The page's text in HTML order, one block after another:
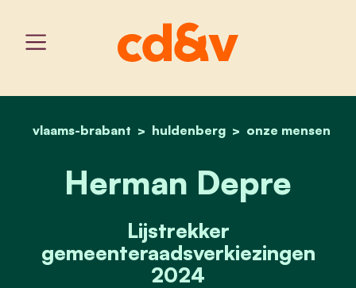
home
vlaams-brabant huldenberg onze mensen
herman depre
Herman Depre
Lijstrekker
gemeenteraadsverkiezingen
2024